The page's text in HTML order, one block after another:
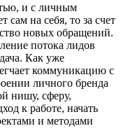
и с личным
сам на себя, то за счет
новых обращений.
потока лидов
Как уже
коммуникацию с
личного бренда
нишу, сферу,
к работе, начать
и методами